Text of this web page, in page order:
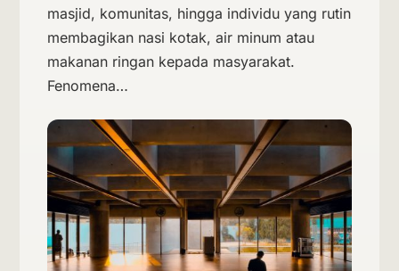
masjid, komunitas, hingga individu yang rutin
membagikan nasi kotak, air minum atau
makanan ringan kepada masyarakat.
Fenomena…